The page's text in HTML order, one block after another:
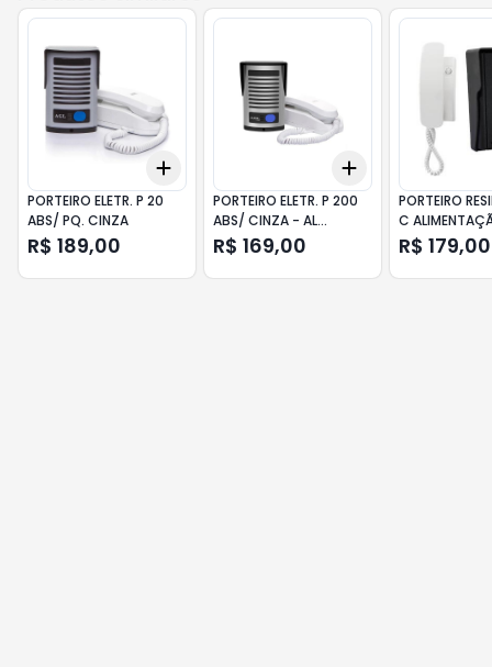
Add
PORTEIRO ELETR. P 20
ABS/ PQ. CINZA
R$ 189,00
+
Add
PORTEIRO ELETR. P 200
ABS/ CINZA - AL
INTERNA AGL
R$ 169,00
PORTEIRO
C
LR570 LIDER
R$ 179,00